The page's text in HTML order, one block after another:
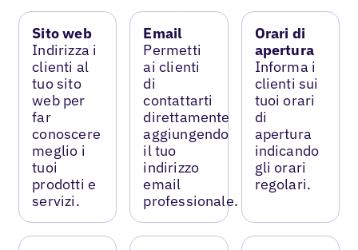
Sito web
Indirizza i
clienti al
tuo sito
web per
far
conoscere
meglio i
tuoi
prodotti e
servizi.
Email
Permetti
ai clienti
di
contattarti
direttamente
aggiungendo
il tuo
indirizzo
email
professionale.
Orari di
apertura
Informa i
clienti sui
tuoi orari
di
apertura
indicando
gli orari
regolari.